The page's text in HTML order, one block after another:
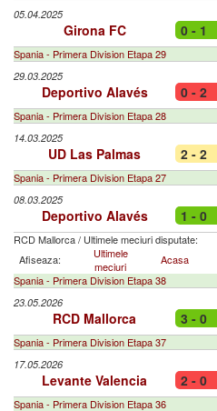
05.04.2025
Girona FC 0 - 1
Spania - Primera Division Etapa 29
29.03.2025
Deportivo Alavés 0 - 2
Spania - Primera Division Etapa 28
14.03.2025
UD Las Palmas 2 - 2
Spania - Primera Division Etapa 27
08.03.2025
Deportivo Alavés 1 - 0
RCD Mallorca/ Ultimele meciuri disputate:
Afiseaza:
Ultimele
meciuri
Acasa
Spania - Primera Division Etapa 38
23.05.2026
RCD Mallorca 3 - 0
Spania - Primera Division Etapa 37
17.05.2026
Levante Valencia 2 - 0
Spania - Primera Division Etapa 36